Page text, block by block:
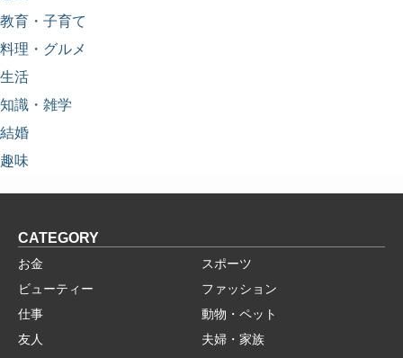
教育・子育て
料理・グルメ
生活
知識・雑学
結婚
趣味
CATEGORY
お金
スポーツ
ビューティー
ファッション
仕事
動物・ペット
友人
夫婦・家族